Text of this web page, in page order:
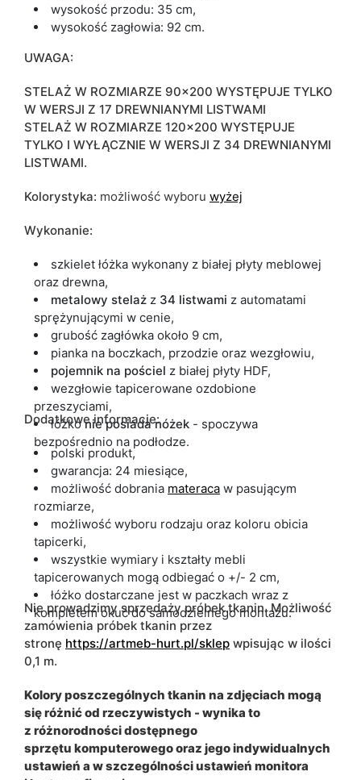
wysokość przodu: 35 cm,
wysokość zagłowia: 92 cm.
UWAGA:
STELAŻ W ROZMIARZE 90x200 WYSTĘPUJE TYLKO
W WERSJI Z 17 DREWNIANYMI LISTWAMI
STELAŻ W ROZMIARZE 120x200 WYSTĘPUJE
TYLKO I WYŁĄCZNIE W WERSJI Z 34 DREWNIANYMI
LISTWAMI.
Kolorystyka: możliwość wyboru wyżej
Wykonanie:
szkielet łóżka wykonany z białej płyty meblowej
oraz drewna,
metalowy stelaż z 34 listwami z automatami
sprężynującymi w cenie,
grubość zagłówka około 9 cm,
pianka na boczkach, przodzie oraz wezgłowiu,
pojemnik na pościel z białej płyty HDF,
wezgłowie tapicerowane ozdobione
przeszyciami,
łóżkonie posiada nóżek - spoczywa
bezpośrednio na podłodze.
Dodatkowe informacje:
polski produkt,
gwarancja: 24 miesiące,
możliwość dobrania materaca w pasującym
rozmiarze,
możliwość wyboru rodzaju oraz koloru obicia
tapicerki,
wszystkie wymiary i kształty mebli
tapicerowanych mogą odbiegać o +/- 2 cm,
łóżko dostarczane jest w paczkach wraz z
kompletem okuć do samodzielnego montażu.
Nie prowadzimy sprzedaży próbek tkanin. Możliwość
zamówienia próbek tkanin przez
stronę https://artmeb-hurt.pl/sklep wpisując w ilości
0,1 m.
Kolory poszczególnych tkanin na zdjęciach mogą
się różnić od rzeczywistych - wynika to
z różnorodności dostępnego
sprzętu komputerowego oraz jego indywidualnych
ustawień a w szczególności ustawień monitora